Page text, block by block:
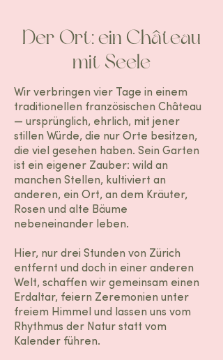
Der Ort: ein Château
mit Seele
Wir verbringen vier Tage in einem
traditionellen französischen Château
— ursprünglich, ehrlich, mit jener
stillen Würde, die nur Orte besitzen,
die viel gesehen haben. Sein Garten
ist ein eigener Zauber: wild an
manchen Stellen, kultiviert an
anderen, ein Ort, an dem Kräuter,
Rosen und alte Bäume
nebeneinander leben.
Hier, nur drei Stunden von Zürich
entfernt und doch in einer anderen
Welt, schaffen wir gemeinsam einen
Erdaltar, feiern Zeremonien unter
freiem Himmel und lassen uns vom
Rhythmus der Natur statt vom
Kalender führen.